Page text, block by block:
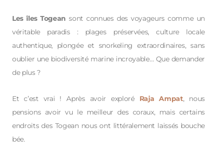
Les îles Togean sont connues des voyageurs comme un
véritable paradis : plages préservées, culture locale
authentique, plongée et snorkeling extraordinaires, sans
oublier une biodiversité marine incroyable… Que demander
de plus ?
Et c’est vrai ! Après avoir exploré Raja Ampat, nous
pensions avoir vu le meilleur des coraux, mais certains
endroits des Togean nous ont littéralement laissés bouche
bée.